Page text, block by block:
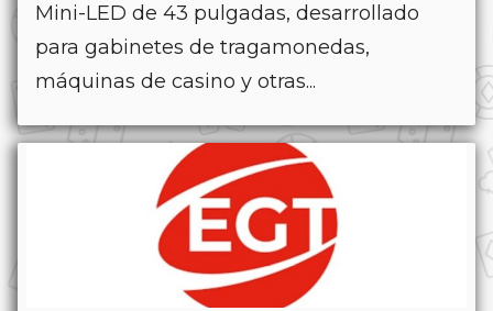
Mini-LED de 43 pulgadas, desarrollado
para gabinetes de tragamonedas,
máquinas de casino y otras...